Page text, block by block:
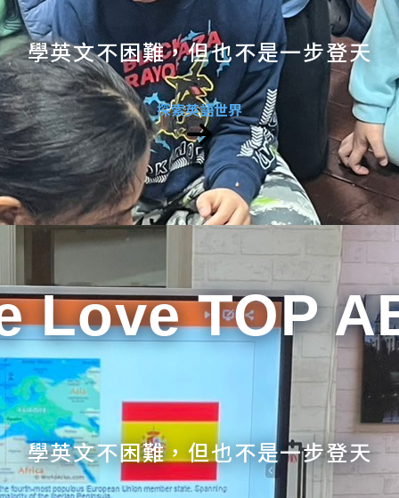
學英文不困難，但也不是一步登天
探索英語世界
Love TOP
學英文不困難，但也不是一步登天